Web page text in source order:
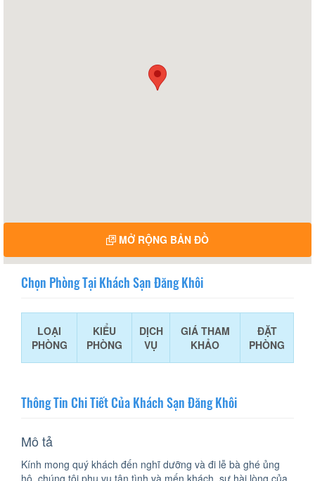
MỞ RỘNG BẢN ĐỒ
Chọn Phòng Tại Khách Sạn Đăng Khôi
LOẠI
PHÒNG
KIỂU
PHÒNG
DỊCH
VỤ
GIÁ THAM
KHẢO
ĐẶT
PHÒNG
Thông Tin Chi Tiết Của Khách Sạn Đăng Khôi
Mô tả
Kính mong quý khách đến nghĩ dưỡng và đi lễ bà ghé ủng